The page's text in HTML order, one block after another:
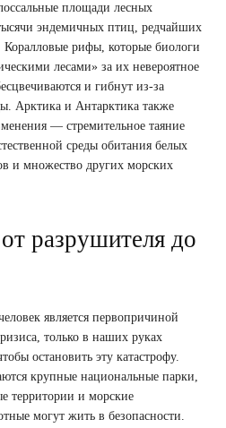
площади лесных
эндемичных птиц, редчайших
рифы, которые биологи
лесами» за их невероятное
и гибнут из-за
Арктика и Антарктика также
— стремительное таяние
среды обитания белых
и множество других морских
разрушителя до
является первопричиной
только в наших руках
остановить эту катастрофу.
крупные национальные парки,
территории и морские
могут жить в безопасности.